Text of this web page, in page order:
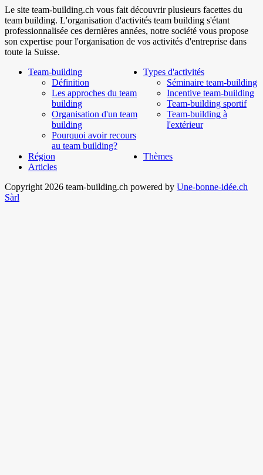
Le site team-building.ch vous fait découvrir plusieurs facettes du
team building. L'organisation d'activités team building s'étant
professionnalisée ces dernières années, notre société vous propose
son expertise pour l'organisation de vos activités d'entreprise dans
toute la Suisse.
Team-building
Définition
Les approches du team
building
Organisation d'un team
building
Pourquoi avoir recours
au team building?
Types d'activités
Séminaire team-building
Incentive team-building
Team-building sportif
Team-building à
l'extérieur
Région
Thèmes
Articles
Copyright 2026 team-building.ch powered by Une-bonne-idée.ch
Sàrl